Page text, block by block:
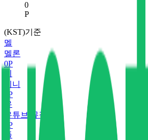
현재 스코어
0
P
(KST)기준
멜
멜론
0P
지니
P
유
유튜브 뮤직
P
플